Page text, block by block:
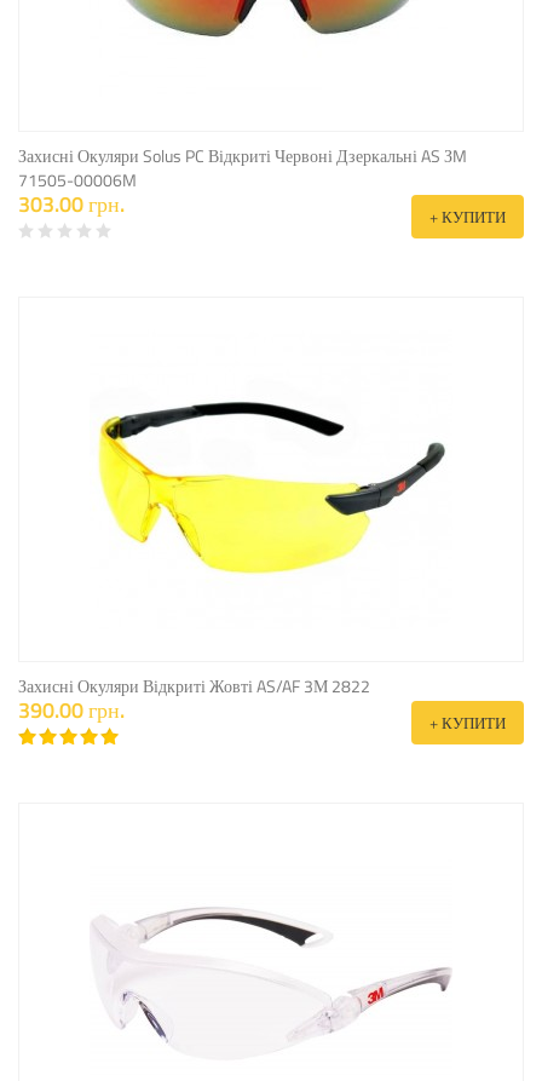
Захисні Окуляри Solus PC Відкриті Червоні Дзеркальні AS ЗM
71505-00006M
303.00 грн. + КУПИТИ
Захисні Окуляри Відкриті Жовті AS/AF 3М 2822
390.00 грн. + КУПИТИ